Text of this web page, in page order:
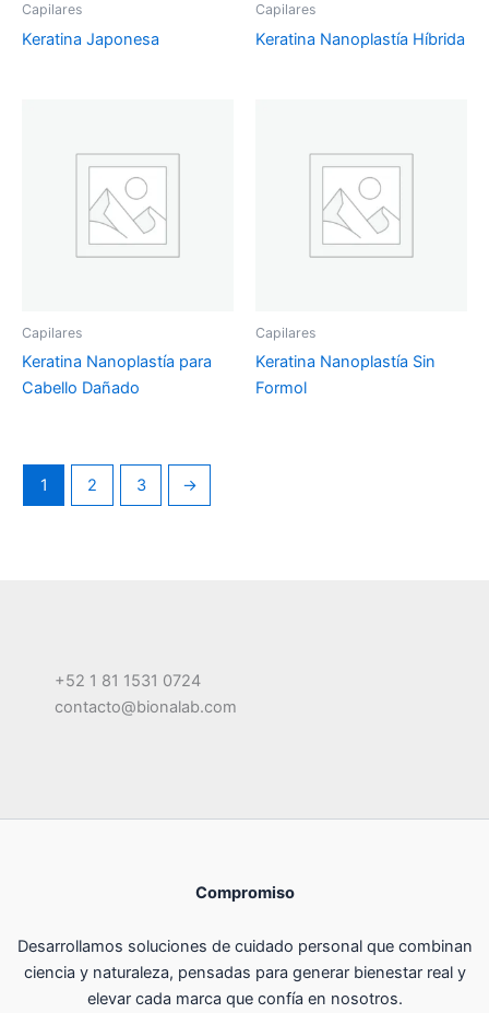
Capilares
Keratina Japonesa
Capilares
Keratina Nanoplastía Híbrida
Capilares
Keratina Nanoplastía para
Cabello Dañado
Capilares
Keratina Nanoplastía Sin
Formol
1 2 3 →
+52 1 81 1531 0724
contacto@bionalab.com
Compromiso
Desarrollamos soluciones de cuidado personal que combinan
ciencia y naturaleza, pensadas para generar bienestar real y
elevar cada marca que confía en nosotros.